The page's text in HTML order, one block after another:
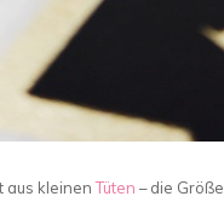
aus kleinenTüten – die